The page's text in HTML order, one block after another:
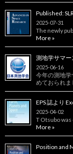
Published:
2025-07-31
The newly
More »
測地学サマ
2025-06-16
今年の測地
めておられま
EPS 誌より
2025-04-02
T Otsubo was
More »
Position and